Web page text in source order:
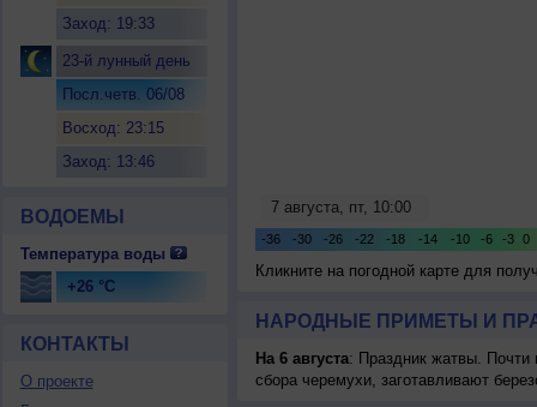
Заход: 19:33
23-й лунный день
Посл.четв. 06/08
Восход: 23:15
Заход: 13:46
ВОДОЕМЫ
Температура воды
+26 °C
КОНТАКТЫ
О проекте
Кликните на погодной карте для
НАРОДНЫЕ ПРИМЕТЫ И
На 6 августа: Праздник жатвы. Почти
сбора черемухи, заготавливают